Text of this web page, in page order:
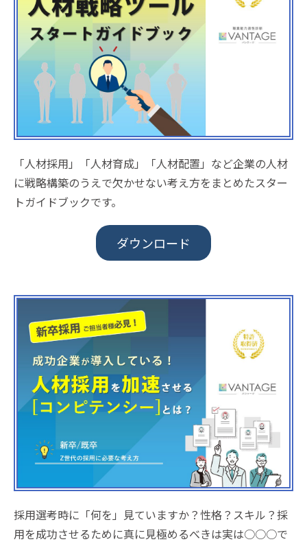
「人材採用」「人材育成」「人材配置」など企業の人材
に戦略構築のうえで欠かせない考え方をまとめたスター
トガイドブックです。
ダウンロード
採用選考時に「何を」見ていますか？性格？スキル？採
用を成功させるために真に見極めるべきは実は○○○で